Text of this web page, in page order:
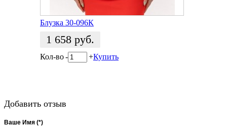
Блузка 30-096К
1 658 руб.
Кол-во- +Купить
Добавить отзыв
Ваше Имя (*)